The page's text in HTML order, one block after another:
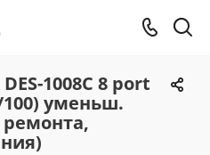
1008C 8 port
уменьш.
ремонта,